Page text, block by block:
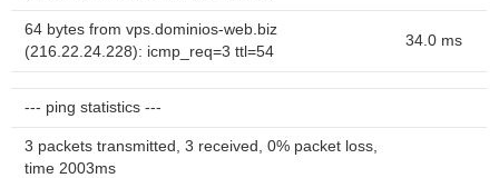
64 bytes from vps.dominios-web.biz
(216.22.24.228): icmp_req=3 ttl=54
34.0 ms
--- ping statistics ---
3 packets transmitted, 3 received, 0% packet loss,
time 2003ms